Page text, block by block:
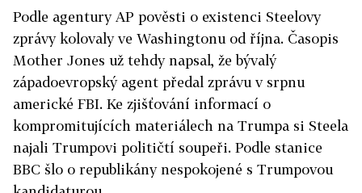
Podle agentury AP pověsti o existenci Steelovy
zprávy kolovaly ve Washingtonu od října. Časopis
Mother Jones už tehdy napsal, že bývalý
západoevropský agent předal zprávu v srpnu
americké FBI. Ke zjišťování informací o
kompromitujících materiálech na Trumpa si Steela
najali Trumpovi političtí soupeři. Podle stanice
BBC šlo o republikány nespokojené s Trumpovou